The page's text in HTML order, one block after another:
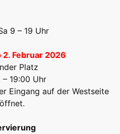
9 – 19 Uhr
Februar 2026
Platz
19:00 Uhr
Eingang auf der Westseite